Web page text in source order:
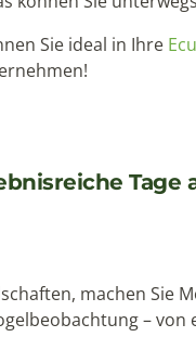
Sie ideal in Ihre
Tage
machen Sie
– von